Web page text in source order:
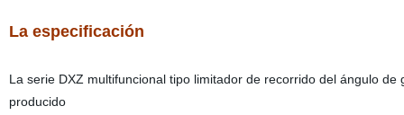
La especificación
La serie DXZ multifuncional tipo limitador de recorrido del ángulo
producido